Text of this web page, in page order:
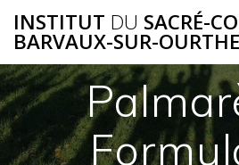
Skip
to
content
INSTITUT DU SACRÉ-
BARVAUX-SUR-OURTHE